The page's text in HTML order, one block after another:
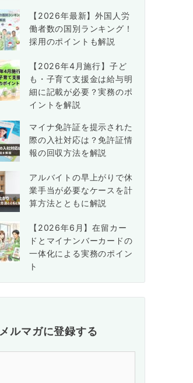
【2026年最新】外国人労
働者数の国別ランキング！
採用のポイントも解説
【2026年4月施行】子ど
も・子育て支援金は給与明
細に記載が必要？実務のポ
イントを解説
マイナ免許証を提示された
際の入社対応は？免許証情
報の回収方法を解説
アルバイトの早上がりで休
業手当が必要なケースを計
算方法とともに解説
【2026年6月】在留カー
ドとマイナンバーカードの
一体化による実務のポイン
ト
メルマガに登録する